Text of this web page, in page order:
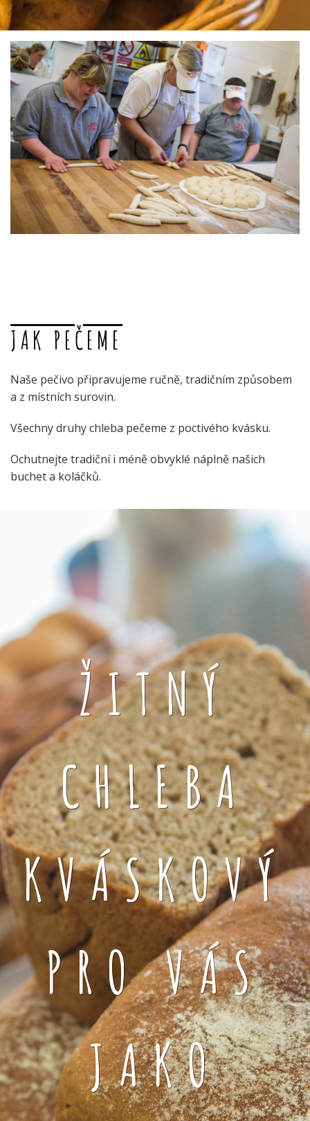
JAK PEČEME
Naše pečivo připravujeme ručně, tradičním způsobem
a z místních surovin.
Všechny druhy chleba pečeme z poctivého kvásku.
Ochutnejte tradiční i méně obvyklé náplně našich
buchet a koláčků.
ŽITNÝ
CHLEBA
KVÁSKOVÝ
PRO VÁS
JAKO